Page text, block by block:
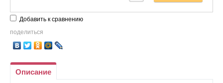
Добавить к сравнению
поделиться
Описание